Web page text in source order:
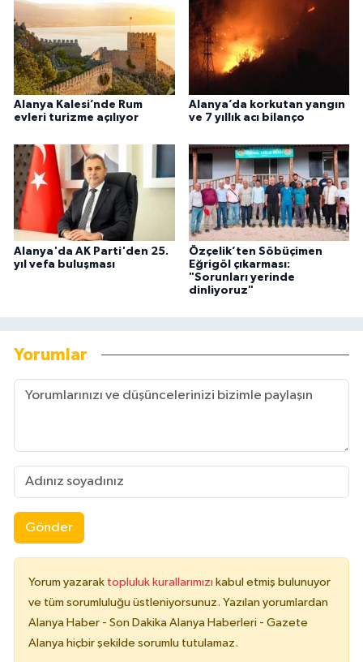
Alanya Kalesi’nde Rum
evleri turizme açılıyor
Alanya’da korkutan yangın
ve 7 yıllık acı bilanço
Alanya'da AK Parti'den 25.
yıl vefa buluşması
Özçelik’ten Söbüçimen
Eğrigöl çıkarması:
"Sorunları yerinde
dinliyoruz"
Yorumlar
Gönder
Yorum yazarak topluluk kurallarımızı kabul etmiş bulunuyor
ve tüm sorumluluğu üstleniyorsunuz. Yazılan yorumlardan
Alanya Haber - Son Dakika Alanya Haberleri - Gazete
Alanya hiçbir şekilde sorumlu tutulamaz.